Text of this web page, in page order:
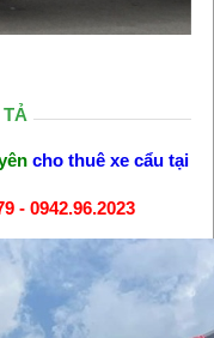
cho thuê xe cẩu tại
- 0942.96.2023